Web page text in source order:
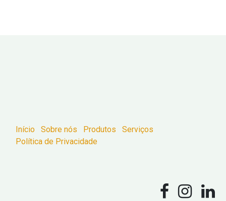
Início Sobre nós Produtos
Serviços
Política de Privacidade